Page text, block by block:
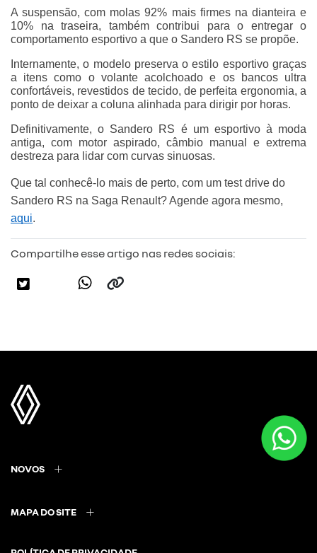
A suspensão, com molas 92% mais firmes na dianteira e
10% na traseira, também contribui para o entregar o
comportamento esportivo a que o Sandero RS se propõe.
Internamente, o modelo preserva o estilo esportivo graças
a itens como o volante acolchoado e os bancos ultra
confortáveis, revestidos de tecido, de perfeita ergonomia, a
ponto de deixar a coluna alinhada para dirigir por horas.
Definitivamente, o Sandero RS é um esportivo à moda
antiga, com motor aspirado, câmbio manual e extrema
destreza para lidar com curvas sinuosas.
Que tal conhecê-lo mais de perto, com um test drive do
aqui.
Compartilhe esse artigo nas redes sociais:
NOVOS
MAPA DO SITE